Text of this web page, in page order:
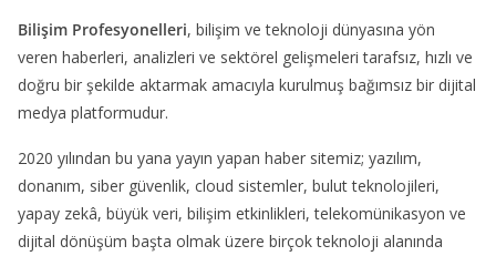
Bilişim Profesyonelleri, bilişim ve teknoloji dünyasına yön
veren haberleri, analizleri ve sektörel gelişmeleri tarafsız, hızlı ve
doğru bir şekilde aktarmak amacıyla kurulmuş bağımsız bir dijital
medya platformudur.
2020 yılından bu yana yayın yapan haber sitemiz; yazılım,
donanım, siber güvenlik, cloud sistemler, bulut teknolojileri,
yapay zekâ, büyük veri, bilişim etkinlikleri, telekomünikasyon ve
dijital dönüşüm başta olmak üzere birçok teknoloji alanında